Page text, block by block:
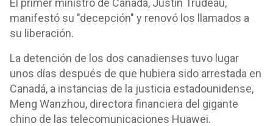
El primer ministro de Canadá, Justin Trudeau,
manifestó su "decepción" y renovó los llamados a
su liberación.
La detención de los dos canadienses tuvo lugar
unos días después de que hubiera sido arrestada en
Canadá, a instancias de la justicia estadounidense,
Meng Wanzhou, directora financiera del gigante
chino de las telecomunicaciones Huawei.